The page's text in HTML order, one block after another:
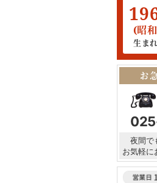
(昭
生ま
お
夜間で
お気軽に